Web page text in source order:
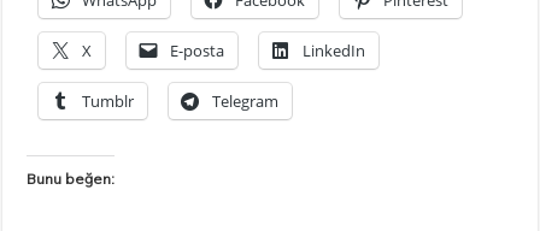
X E-posta LinkedIn
Tumblr Telegram
Bunu beğen: